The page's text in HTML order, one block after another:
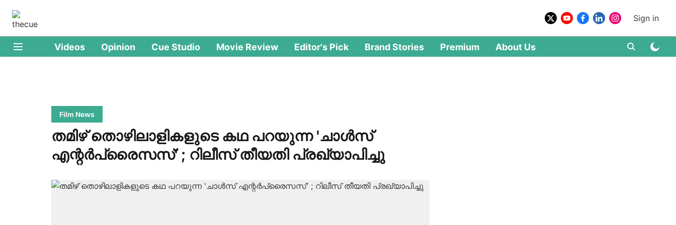
Sign in
Videos Opinion Cue Studio Movie Review Editor's Pick Brand Stories Premium About Us
Film News
തമിഴ് തൊഴിലാളികളുടെ കഥ പറയുന്ന 'ചാൾസ്
എന്റർപ്രൈസസ്' ; റിലീസ് തീയതി പ്രഖ്യാപിച്ചു